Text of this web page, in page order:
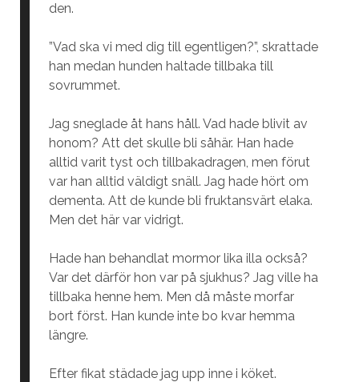
den.
”Vad ska vi med dig till egentligen?”, skrattade
han medan hunden haltade tillbaka till
sovrummet.
Jag sneglade åt hans håll. Vad hade blivit av
honom? Att det skulle bli såhär. Han hade
alltid varit tyst och tillbakadragen, men förut
var han alltid väldigt snäll. Jag hade hört om
dementa. Att de kunde bli fruktansvärt elaka.
Men det här var vidrigt.
Hade han behandlat mormor lika illa också?
Var det därför hon var på sjukhus? Jag ville ha
tillbaka henne hem. Men då måste morfar
bort först. Han kunde inte bo kvar hemma
längre.
Efter fikat städade jag upp inne i köket.